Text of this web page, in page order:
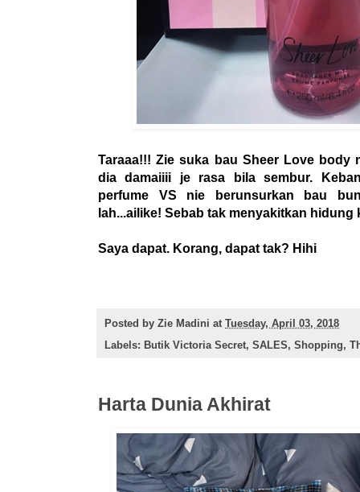
Taraaa!!! Zie suka bau Sheer Love body
dia damaiiii je rasa bila sembur.
perfume VS nie berunsurkan bau
lah...ailike! Sebab tak menyakitkan
Saya dapat. Korang, dapat tak? Hihi
Posted by Zie Madini at Tuesday, April 03, 2018
Labels: Butik Victoria Secret, SALES, Shopping,
Harta Dunia Akhirat